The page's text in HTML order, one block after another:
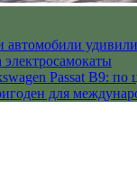
автомобили
Passat B9: по
для